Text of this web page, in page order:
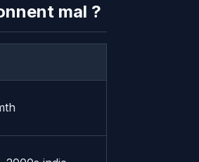
mal ?